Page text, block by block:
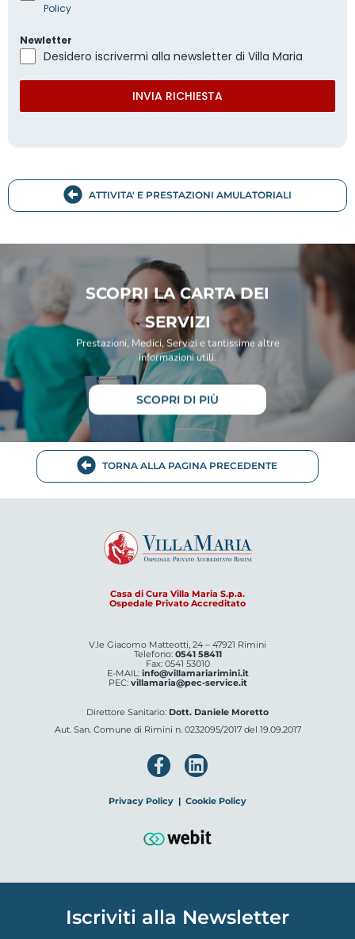
Policy
Newletter
Desidero iscrivermi alla newsletter di Villa Maria
INVIA RICHIESTA
ATTIVITA' E PRESTAZIONI AMULATORIALI
SCOPRI LA CARTA DEI
SERVIZI
Prestazioni, Medici, Servizi e tantissime altre
informazioni utili.
SCOPRI DI PIÙ
TORNA ALLA PAGINA PRECEDENTE
Casa di Cura Villa Maria S.p.a.
Ospedale Privato Accreditato
V.le Giacomo Matteotti, 24 – 47921 Rimini
Telefono: 0541 58411
Fax: 0541 53010
E-MAIL: info@villamariarimini.it
PEC: villamaria@pec-service.it
Direttore Sanitario: Dott. Daniele Moretto
Aut. San. Comune di Rimini n. 0232095/2017 del 19.09.2017
Privacy Policy | Cookie Policy
Iscriviti alla Newsletter